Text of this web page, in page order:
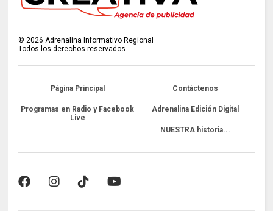
© 2026 Adrenalina Informativo Regional
Todos los derechos reservados.
Página Principal Contáctenos
Programas en Radio y Facebook
Live
Adrenalina Edición Digital
NUESTRA historia...